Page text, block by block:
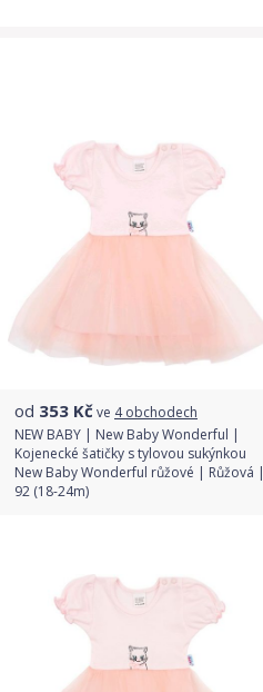
od 353 Kčve 4 obchodech
NEW BABY | New Baby Wonderful |
Kojenecké šatičky s tylovou sukýnkou
New Baby Wonderful růžové | Růžová |
92 (18-24m)